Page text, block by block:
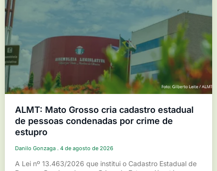
ALMT: Mato Grosso cria cadastro estadual
de pessoas condenadas por crime de
estupro
Danilo Gonzaga 4 de agosto de 2026
A Lei nº 13.463/2026 que institui o Cadastro Estadual de